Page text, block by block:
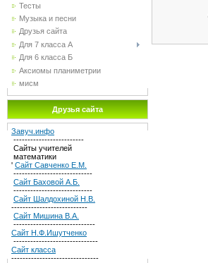
Тесты
Музыка и песни
Друзья сайта
Для 7 класса А
Для 6 класса Б
Аксиомы планиметрии
мисм
Друзья сайта
Завуч.инфо
-------------------------
Сайты учителей
математики
' Сайт Савченко Е.М.
----------------------------
Сайт Баховой А.Б.
----------------------------
Сайт Шалдохиной Н.В.
---------------------------
Сайт Мишина В.А.
-----------------------------
Сайт Н.Ф.Ишутченко
------------------------------
Сайт класса
-------------------------------